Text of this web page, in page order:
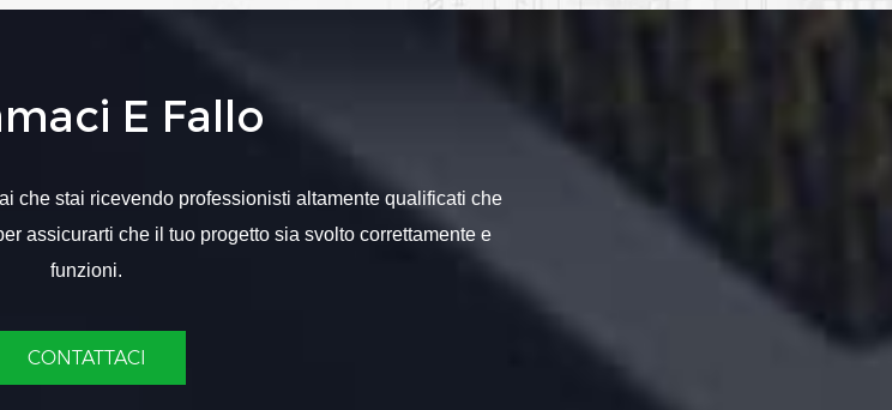
E Fallo
che stai ricevendo professionisti altamente qualificati che
assicurarti che il tuo progetto sia svolto correttamente e
funzioni.
CONTATTACI